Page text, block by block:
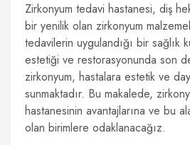
Zirkonyum tedavi hastanesi, diş
bir yenilik olan zirkonyum
tedavilerin uygulandığı bir sağlık
estetiği ve restorasyonunda son
zirkonyum, hastalara estetik ve
sunmaktadır. Bu makalede,
hastanesinin avantajlarına ve bu
olan birimlere odaklanacağız.